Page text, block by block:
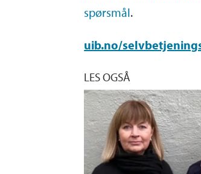
spørsmål.
uib.no/
LES OGSÅ